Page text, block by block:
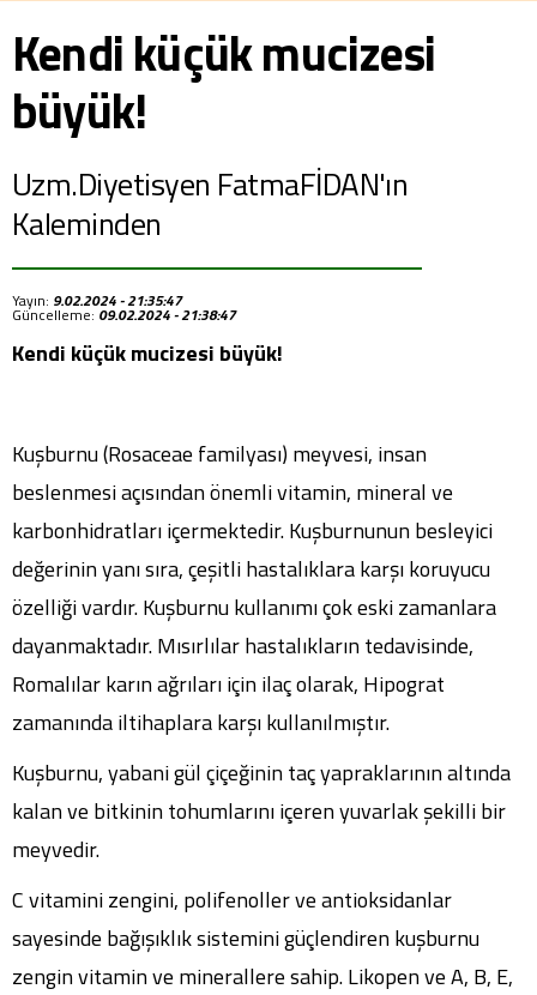
Kendi küçük mucizesi
büyük!
Uzm.Diyetisyen FatmaFİDAN'ın
Kaleminden
Yayın: 9.02.2024 - 21:35:47
Güncelleme: 09.02.2024 - 21:38:47
Kendi küçük mucizesi büyük!
Kuşburnu (Rosaceae familyası) meyvesi, insan
beslenmesi açısından önemli vitamin, mineral ve
karbonhidratları içermektedir. Kuşburnunun besleyici
değerinin yanı sıra, çeşitli hastalıklara karşı koruyucu
özelliği vardır. Kuşburnu kullanımı çok eski zamanlara
dayanmaktadır. Mısırlılar hastalıkların tedavisinde,
Romalılar karın ağrıları için ilaç olarak, Hipograt
zamanında iltihaplara karşı kullanılmıştır.
Kuşburnu, yabani gül çiçeğinin taç yapraklarının altında
kalan ve bitkinin tohumlarını içeren yuvarlak şekilli bir
meyvedir.
C vitamini zengini, polifenoller ve antioksidanlar
sayesinde bağışıklık sistemini güçlendiren kuşburnu
zengin vitamin ve minerallere sahip. Likopen ve A, B, E,